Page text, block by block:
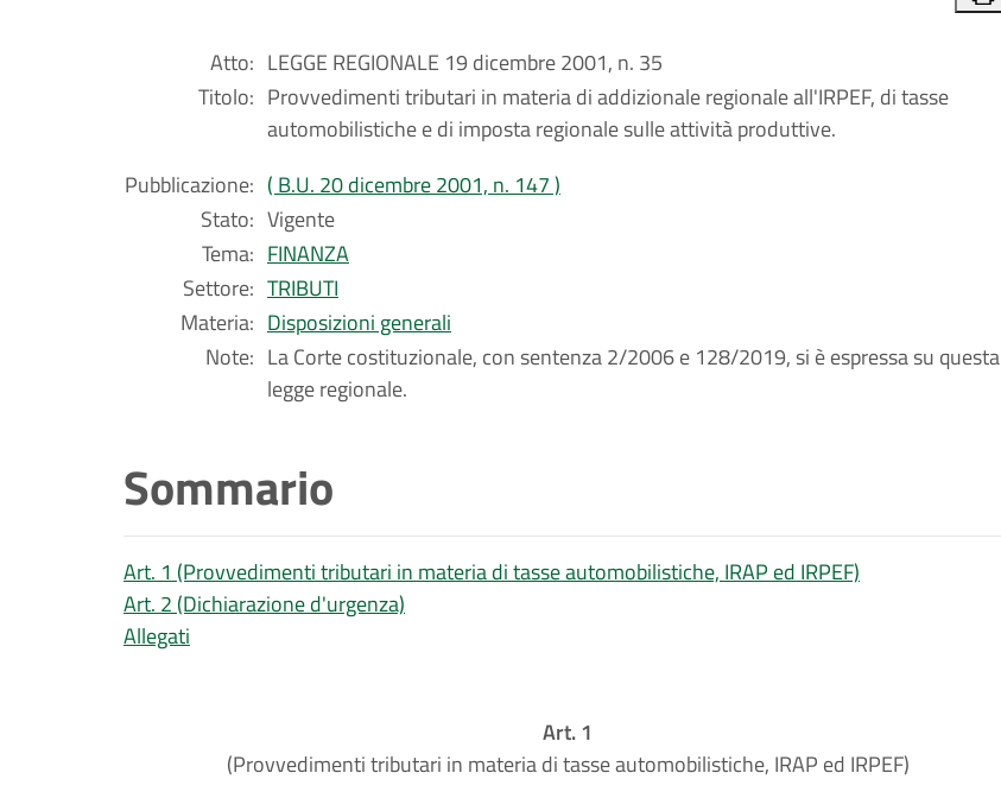
Atto: LEGGE REGIONALE 19 dicembre 2001, n. 35
Titolo: Provvedimenti tributari in materia di addizionale regionale all'IRPEF, di tasse
automobilistiche e di imposta regionale sulle attività produttive.
Pubblicazione: ( B.U. 20 dicembre 2001, n. 147 )
Stato: Vigente
Tema: FINANZA
Settore: TRIBUTI
Materia: Disposizioni generali
Note: La Corte costituzionale, con sentenza 2/2006 e 128/2019, si è espressa su questa
legge regionale.
Sommario
Art. 1 (Provvedimenti tributari in materia di tasse automobilistiche, IRAP ed IRPEF)
Art. 2 (Dichiarazione d'urgenza)
Allegati
Art. 1
(Provvedimenti tributari in materia di tasse automobilistiche, IRAP ed IRPEF)